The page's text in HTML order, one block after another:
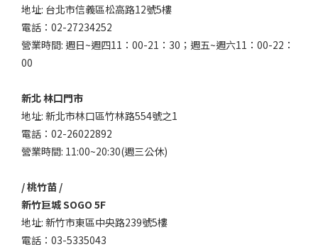
地址: 台北市信義區松高路12號5樓
電話：02-27234252
營業時間: 週日~週四11：00-21：30；週五~週六11：00-22：
00
新北 林口門市
地址: 新北市林口區竹林路554號之1
電話：02-26022892
營業時間: 11:00~20:30(週三公休)
/ 桃竹苗 /
新竹巨城 SOGO 5F
地址: 新竹市東區中央路239號5樓
電話：03-5335043